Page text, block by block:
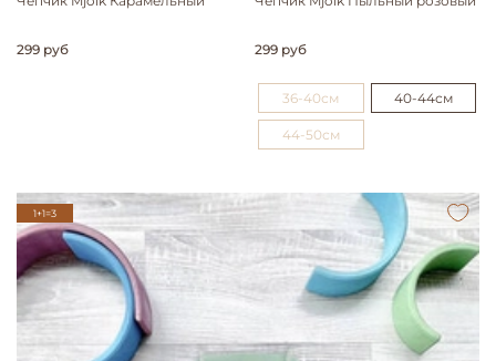
299 руб 299 руб
36-40см 40-44см
44-50см
1+1=3